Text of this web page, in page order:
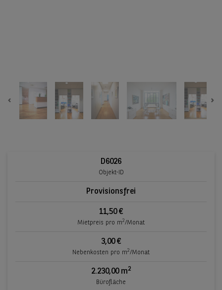
Previous
D6026
Objekt-ID
Provisionsfrei
11,50 €
Mietpreis pro m2/Monat
3,00 €
Nebenkosten pro m2/Monat
2.230,00 m2
Bürofläche